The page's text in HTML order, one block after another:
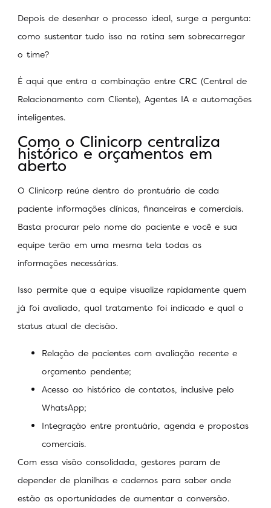
Depois de desenhar o processo ideal, surge a pergunta:
como sustentar tudo isso na rotina sem sobrecarregar
o time?
É aqui que entra a combinação entre CRC (Central de
Relacionamento com Cliente), Agentes IA e automações
inteligentes.
Como o Clinicorp centraliza
histórico e orçamentos em
aberto
O Clinicorp reúne dentro do prontuário de cada
paciente informações clínicas, financeiras e comerciais.
Basta procurar pelo nome do paciente e você e sua
equipe terão em uma mesma tela todas as
informações necessárias.
Isso permite que a equipe visualize rapidamente quem
já foi avaliado, qual tratamento foi indicado e qual o
status atual de decisão.
Relação de pacientes com avaliação recente e
orçamento pendente;
Acesso ao histórico de contatos, inclusive pelo
WhatsApp;
Integração entre prontuário, agenda e propostas
comerciais.
Com essa visão consolidada, gestores param de
depender de planilhas e cadernos para saber onde
estão as oportunidades de aumentar a conversão.